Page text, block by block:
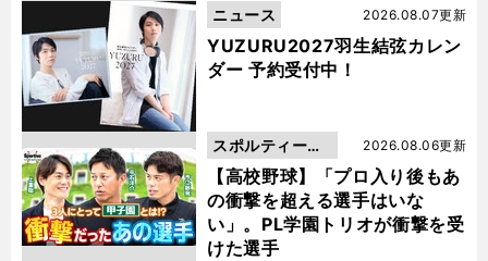
YUZURU2027羽生結弦カレン
ダー 予約受付中！
2026.08.07更新
ニュース
【高校野球】「プロ入り後もあ
の衝撃を超える選手はいな
い」。PL学園トリオが衝撃を受
けた選手
2026.08.06更新
スポルティーバ
動画